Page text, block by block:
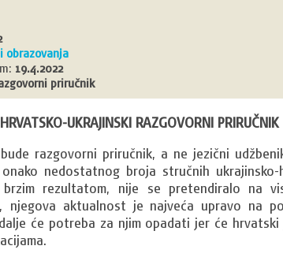
19.4.2022
priručnik
HRVATSKO-UKRAJINSKI RAZGOVORNI PRIRUČNIK
razgovorni priručnik, a ne jezični
nedostatnog broja stručnih
rezultatom, nije se pretendiralo na
njegova aktualnost je najveća upravo na
će potreba za njim opadati jer će